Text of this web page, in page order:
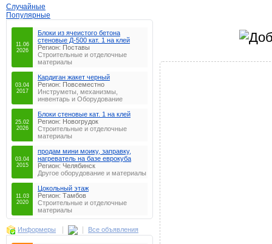
Случайные
Популярные
11.06
2026
Блоки из ячеистого бетона
стеновые Д-500 кат. 1 на клей
Регион: Поставы
Строительные и отделочные
материалы
03.04
2017
Кардиган жакет черный
Регион: Повсеместно
Инструметы, механизмы,
инвентарь и Оборудование
25.02
2026
Блоки стеновые кат. 1 на клей
Регион: Новогрудок
Строительные и отделочные
материалы
03.04
2015
продам мини моику, заправку,
нагреватель на базе еврокуба
Регион: Челябинск
Другое оборудование и материалы
11.03
2020
Цокольный этаж
Регион: Тамбов
Строительные и отделочные
материалы
Информеры Все объявления